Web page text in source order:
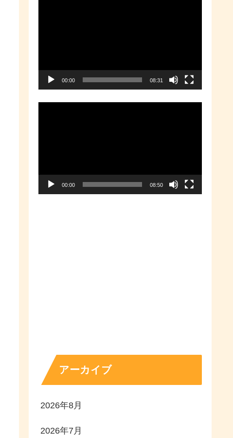
00:00 08:31
00:00 08:50
アーカイブ
2026年8月
2026年7月